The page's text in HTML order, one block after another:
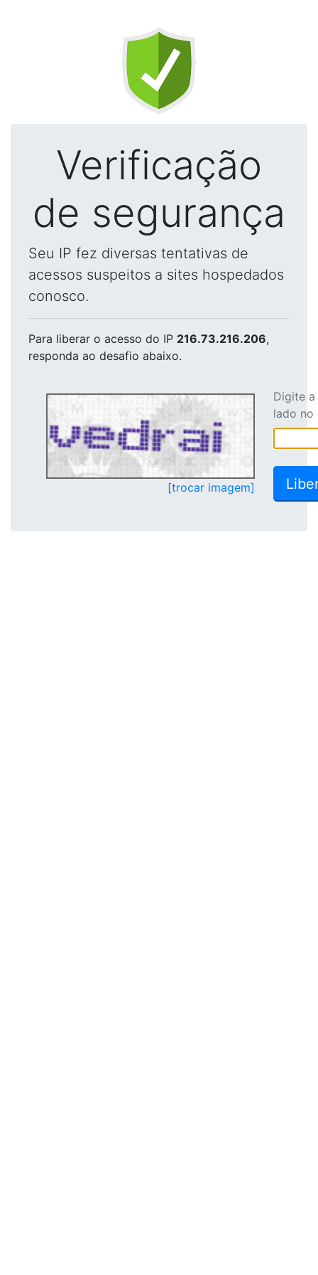
Verificação
de segurança
Seu IP fez diversas tentativas de
acessos suspeitos a sites hospedados
conosco.
Para liberar o acesso do IP 216.73.216.206,
responda ao desafio abaixo.
[trocar imagem]
Digite
lado no